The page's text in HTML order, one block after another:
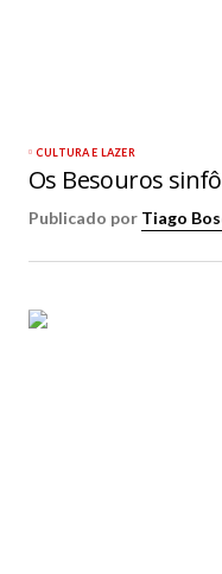
CULTURA E LAZER
Os Besouros
Publicado por Tiago